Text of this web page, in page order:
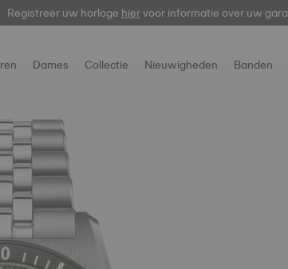
Registreer uw horlogehiervoor informatie over uw
Dames Collectie Nieuwigheden Banden